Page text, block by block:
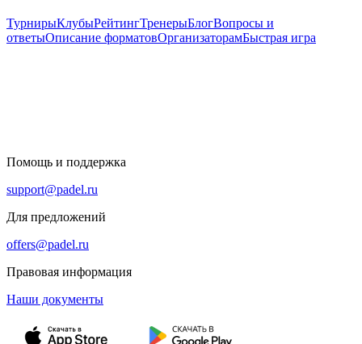
ТурнирыКлубыРейтингТренерыБлогВопросы и
ответыОписание форматовОрганизаторамБыстрая игра
Помощь и поддержка
support@padel.ru
Для предложений
offers@padel.ru
Правовая информация
Наши документы